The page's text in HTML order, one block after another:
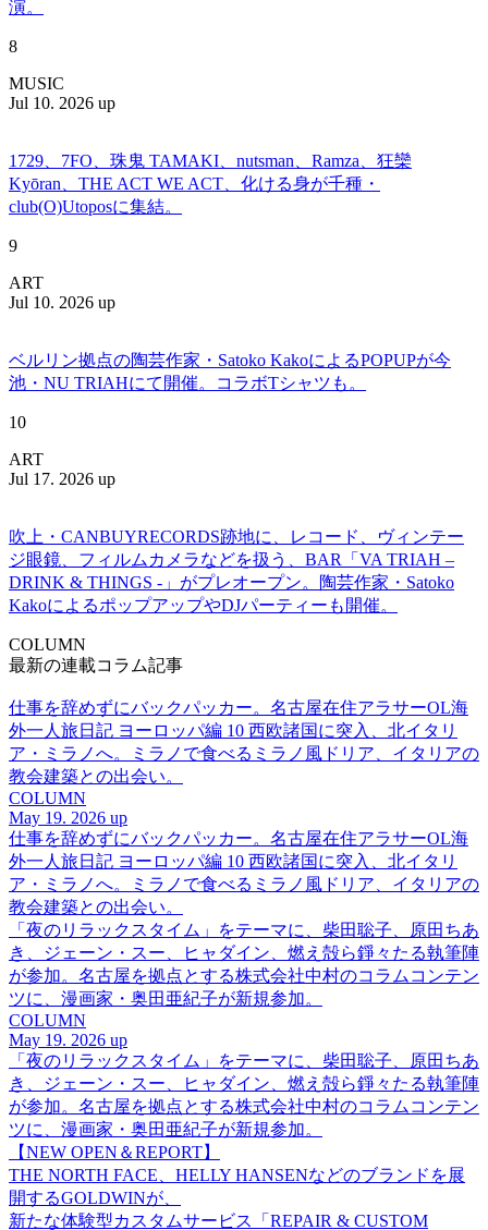
演。
8
MUSIC
Jul 10. 2026 up
1729、7FO、珠鬼 TAMAKI、nutsman、Ramza、狂欒
Kyōran、THE ACT WE ACT、化ける身が千種・
club(O)Utoposに集結。
9
ART
Jul 10. 2026 up
ベルリン拠点の陶芸作家・Satoko KakoによるPOPUPが今
池・NU TRIAHにて開催。コラボTシャツも。
10
ART
Jul 17. 2026 up
吹上・CANBUYRECORDS跡地に、レコード、ヴィンテー
ジ眼鏡、フィルムカメラなどを扱う、BAR「VA TRIAH –
DRINK & THINGS -」がプレオープン。陶芸作家・Satoko
KakoによるポップアップやDJパーティーも開催。
COLUMN
最新の連載コラム記事
仕事を辞めずにバックパッカー。名古屋在住アラサーOL海
外一人旅日記 ヨーロッパ編 10 西欧諸国に突入、北イタリ
ア・ミラノへ。ミラノで食べるミラノ風ドリア、イタリアの
教会建築との出会い。
COLUMN
May 19. 2026 up
仕事を辞めずにバックパッカー。名古屋在住アラサーOL海
外一人旅日記 ヨーロッパ編 10 西欧諸国に突入、北イタリ
ア・ミラノへ。ミラノで食べるミラノ風ドリア、イタリアの
教会建築との出会い。
「夜のリラックスタイム」をテーマに、柴田聡子、原田ちあ
き、ジェーン・スー、ヒャダイン、燃え殻ら錚々たる執筆陣
が参加。名古屋を拠点とする株式会社中村のコラムコンテン
ツに、漫画家・奥田亜紀子が新規参加。
COLUMN
May 19. 2026 up
「夜のリラックスタイム」をテーマに、柴田聡子、原田ちあ
き、ジェーン・スー、ヒャダイン、燃え殻ら錚々たる執筆陣
が参加。名古屋を拠点とする株式会社中村のコラムコンテン
ツに、漫画家・奥田亜紀子が新規参加。
【NEW OPEN＆REPORT】
THE NORTH FACE、HELLY HANSENなどのブランドを展
開するGOLDWINが、
新たな体験型カスタムサービス「REPAIR & CUSTOM